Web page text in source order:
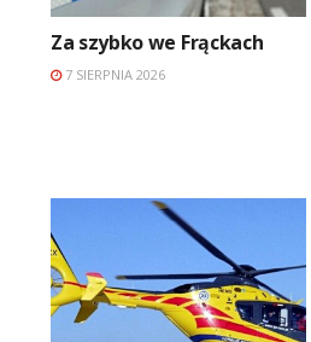
Za szybko we Frąckach
7 SIERPNIA 2026